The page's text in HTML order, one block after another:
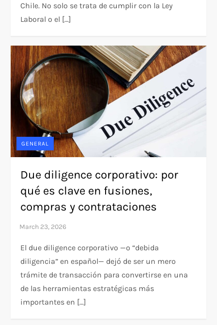
Chile. No solo se trata de cumplir con la Ley
Laboral o el […]
GENERAL
Due diligence corporativo: por
qué es clave en fusiones,
compras y contrataciones
El due diligence corporativo —o “debida
diligencia” en español— dejó de ser un mero
trámite de transacción para convertirse en una
de las herramientas estratégicas más
importantes en […]